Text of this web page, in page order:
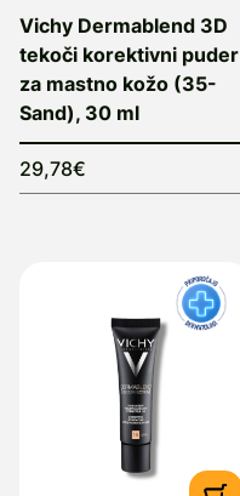
Vichy Dermablend 3D
tekoči korektivni puder
za mastno kožo (35-
Sand), 30 ml
29,78€